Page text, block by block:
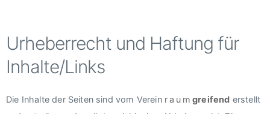
Urheberrecht und Haftung für
Inhalte/Links
Die Inhalte der Seiten sind vom Verein raumgreifend erstellt